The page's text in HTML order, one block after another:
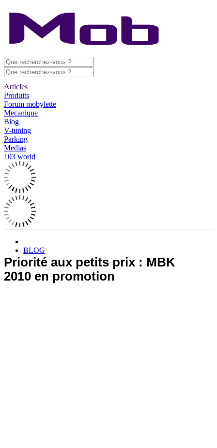
Articles
Produits
Forum mobylette
Mecanique
Blog
V-tuning
Parking
Medias
103 world
BLOG
Priorité aux petits prix : MBK
2010 en promotion